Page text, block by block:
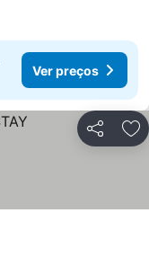
Ver preços
Partilhar